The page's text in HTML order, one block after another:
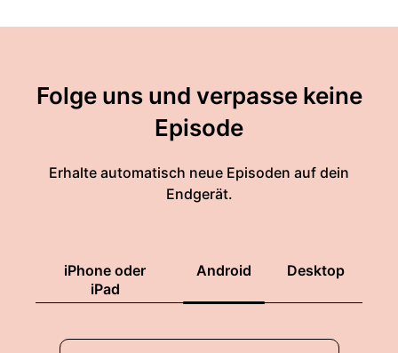
Folge uns und verpasse keine
Episode
Erhalte automatisch neue Episoden auf dein
Endgerät.
iPhone oder
iPad
Android Desktop